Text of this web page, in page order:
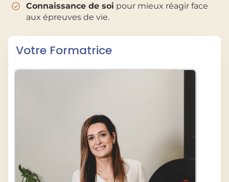
Connaissance de soi pour mieux réagir face
aux épreuves de vie.
Votre Formatrice